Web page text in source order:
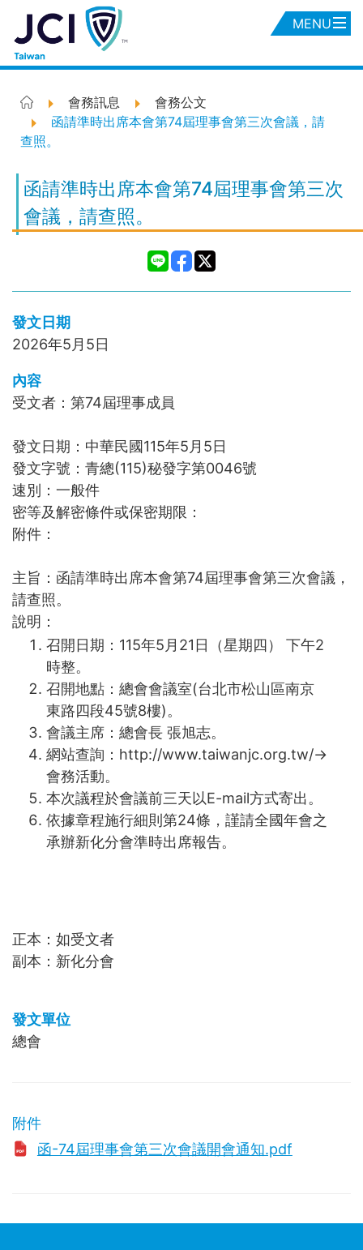
MENU
會務訊息
會務公文
函請準時出席本會第74屆理事會第三次會議，請
查照。
函請準時出席本會第74屆理事會第三次
會議，請查照。
發文日期
2026年5月5日
內容
受文者：第74屆理事成員
發文日期：中華民國115年5月5日
發文字號：青總(115)秘發字第0046號
速別：一般件
密等及解密條件或保密期限：
附件：
主旨：函請準時出席本會第74屆理事會第三次會議，
請查照。
說明：
召開日期：115年5月21日（星期四） 下午2
時整。
召開地點：總會會議室(台北市松山區南京
東路四段45號8樓)。
會議主席：總會長 張旭志。
網站查詢：http://www.taiwanjc.org.tw/→
會務活動。
本次議程於會議前三天以E-mail方式寄出。
依據章程施行細則第24條，謹請全國年會之
承辦新化分會準時出席報告。
正本：如受文者
副本：新化分會
發文單位
總會
附件
函-74屆理事會第三次會議開會通知.pdf